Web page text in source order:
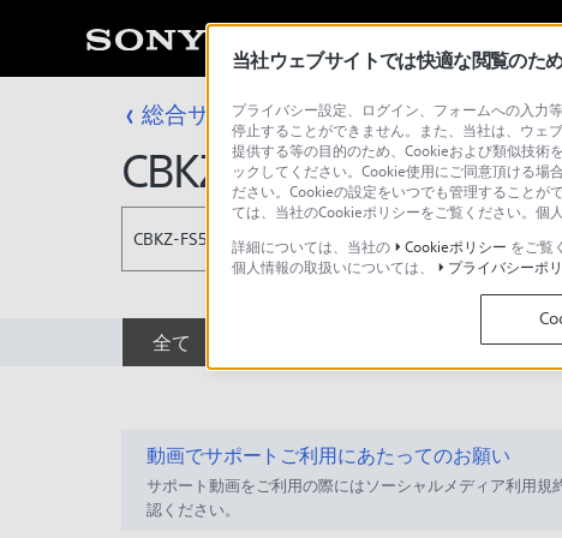
総合サポート・お問い合わせ ソフトウェアラ
CBKZ-FS5HFR
CBKZ-FS5HFR
全て 取扱説明書
動画でサポートご利用にあたってのお願い
サポート動画をご利用の際にはソーシャルメディア利用規
認ください。
当社ウェブサイトでは快適な閲覧のた
プライバシー設定、ログイン、フォームへの入力
停止することができません。また、当社は、ウェ
提供する等の目的のため、Cookieおよび類似技術
ックしてください。Cookie使用にご同意頂ける場
ださい。Cookieの設定をいつでも管理することが
ては、当社のCookieポリシーをご覧ください。個
詳細については、当社の
Cookieポリシー をご覧
個人情報の取扱いについては、
プライバシーポ